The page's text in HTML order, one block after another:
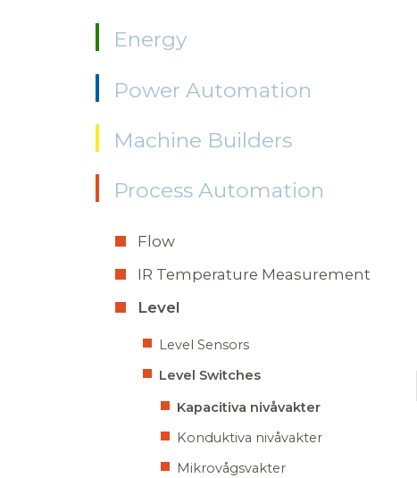
Energy
Power Automation
Machine Builders
Process Automation
Flow
IR Temperature Measurement
Level
Level Sensors
Level Switches
Kapacitiva nivåvakter
Konduktiva nivåvakter
Mikrovågsvakter